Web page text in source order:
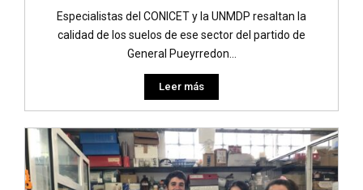
Especialistas del CONICET y la UNMDP resaltan la
calidad de los suelos de ese sector del partido de
General Pueyrredon...
Leer más